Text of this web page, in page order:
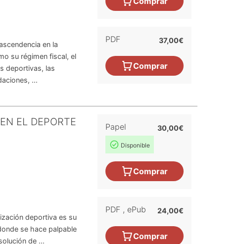
en la
su régimen fiscal, el
deportivas, las
...
PDF 37,00€
Comprar
EL DEPORTE
deportiva es su
se hace palpable
de ...
Papel
Disponible
30,00€
Comprar
PDF , ePub 24,00€
Comprar